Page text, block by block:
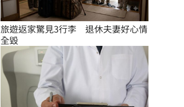
旅遊返家驚見3行李　退休夫妻好心情
全毀